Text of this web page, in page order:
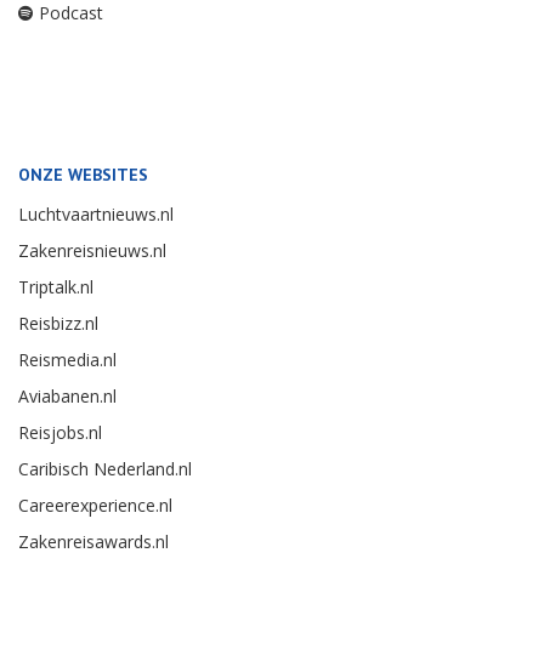
Podcast
ONZE WEBSITES
Luchtvaartnieuws.nl
Zakenreisnieuws.nl
Triptalk.nl
Reisbizz.nl
Reismedia.nl
Aviabanen.nl
Reisjobs.nl
Caribisch Nederland.nl
Careerexperience.nl
Zakenreisawards.nl